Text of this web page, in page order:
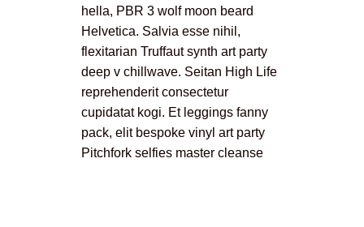
hella, PBR 3 wolf moon beard
Helvetica. Salvia esse nihil,
flexitarian Truffaut synth art party
deep v chillwave. Seitan High Life
reprehenderit consectetur
cupidatat kogi. Et leggings fanny
pack, elit bespoke vinyl art party
Pitchfork selfies master cleanse